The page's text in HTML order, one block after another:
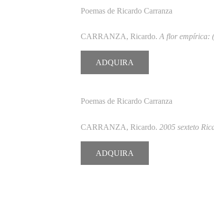
Poemas de Ricardo Carranza
CARRANZA, Ricardo. A flor empírica:
ADQUIRA
Poemas de Ricardo Carranza
CARRANZA, Ricardo. 2005 sexteto
ADQUIRA